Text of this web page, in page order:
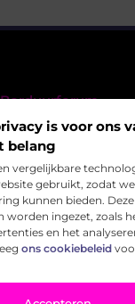
is voor ons
belang
vergelijkbare
gebruikt, zodat
kunnen bieden.
worden ingezet, zoals
en het
ons cookiebeleid
combineert
creativiteit en meer.